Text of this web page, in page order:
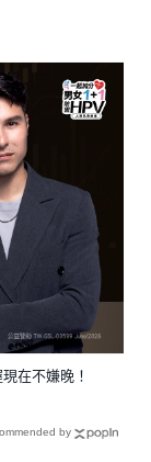
在不嫌晚！
by